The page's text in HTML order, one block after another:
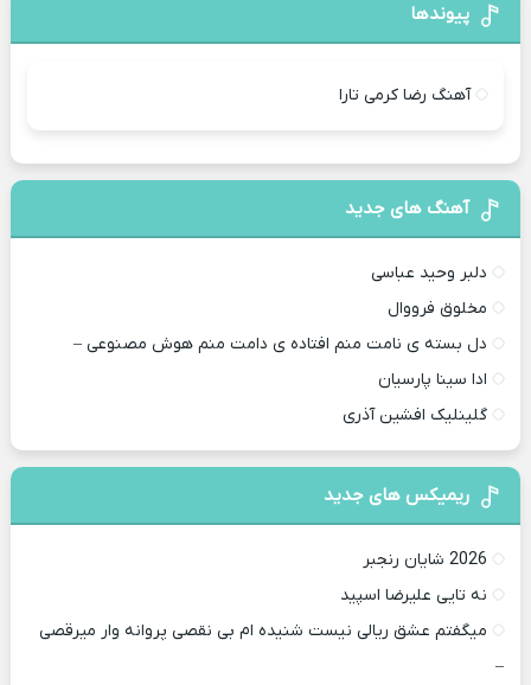
پیوندها
آهنگ رضا کرمی تارا
آهنگ های جدید
دلبر وحید عباسی
مخلوق فرووال
دل بسته ی نامت منم افتاده ی دامت منم هوش مصنوعی –
ادا سینا پارسیان
گلینلیک افشین آذری
ریمیکس های جدید
2026 شایان رنجبر
نه تایی علیرضا اسپید
میگفتم عشق ریالی نیست شنیده ام بی نقصی پروانه وار میرقصی
–